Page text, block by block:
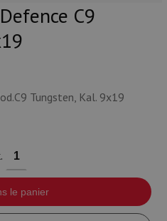
C9
Tungsten, Kal. 9x19
le panier